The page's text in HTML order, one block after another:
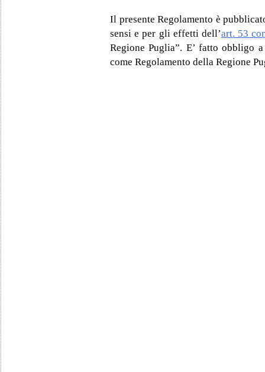
Il presente Regolamento è
sensi e per gli effetti dell’art. 53
Regione Puglia”. E’ fatto obbligo
come Regolamento della Regione